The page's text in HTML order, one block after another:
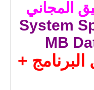
المجاني
System
MB
+